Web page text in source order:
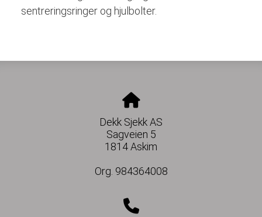
sentreringsringer og hjulbolter.
Dekk Sjekk AS
Sagveien 5
1814 Askim
Org. 984364008